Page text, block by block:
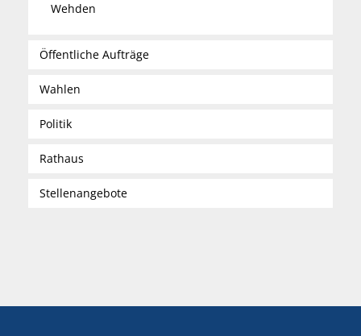
Wehden
Öffentliche Aufträge
Wahlen
Politik
Rathaus
Stellenangebote